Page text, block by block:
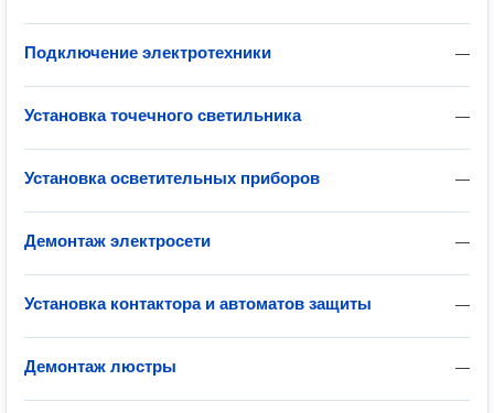
—
Подключение электротехники
—
Установка точечного светильника
—
Установка осветительных приборов
—
Демонтаж электросети
—
Установка контактора и автоматов защиты
—
Демонтаж люстры